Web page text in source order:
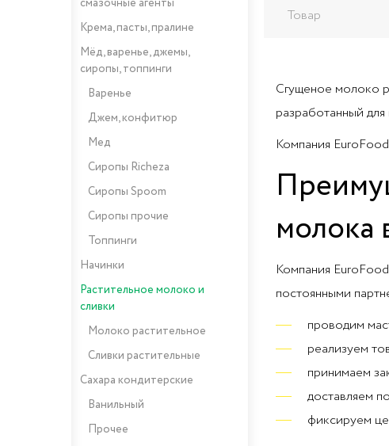
Товар
Сгущеное молоко
разработанный
Компания
молока
Компания
постоянными
проводим
реализуем
принимаем
доставляем
фиксируем
Крема, пасты, пралине
Мёд, варенье, джемы,
сиропы, топпинги
Варенье
Джем, конфитюр
Мед
Сиропы Richeza
Сиропы Spoom
Сиропы прочие
Топпинги
Начинки
Растительное молоко и
сливки
Молоко растительное
Сливки растительные
Сахара кондитерские
Ванильный
Прочее